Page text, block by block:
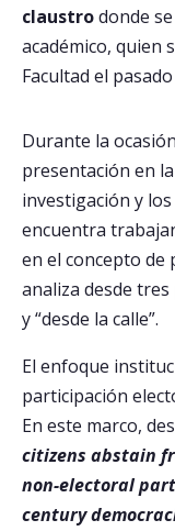
claustrodonde
académico, quien
Facultad el
Durante la
presentación en
investigación y
encuentra
en el concepto de
analiza desde
y “desde la calle”.
El enfoque
participación
En este marco,
citizens abstain
non-electoral
century